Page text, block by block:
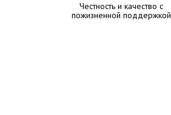
Честность и качество с
пожизненной поддержкой